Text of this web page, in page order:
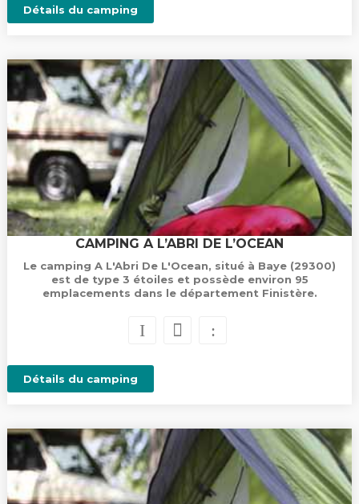
Détails du camping
CAMPING A L’ABRI DE L’OCEAN
Le camping A L'Abri De L'Ocean, situé à Baye (29300)
est de type 3 étoiles et possède environ 95
emplacements dans le département Finistère.
Détails du camping